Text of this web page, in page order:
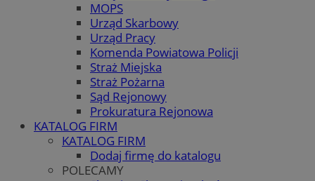
MOPS
Urząd Skarbowy
Urząd Pracy
Komenda Powiatowa Policji
Straż Miejska
Straż Pożarna
Sąd Rejonowy
Prokuratura Rejonowa
KATALOG FIRM
KATALOG FIRM
Dodaj firmę do katalogu
POLECAMY